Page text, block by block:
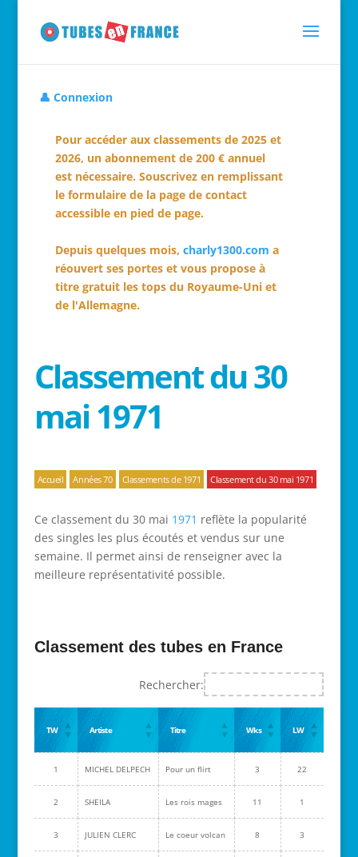
👤 Connexion
Pour accéder aux classements de 2025 et
2026, un abonnement de 200 € annuel
est nécessaire. Souscrivez en remplissant
le formulaire de la page de contact
accessible en pied de page.
Depuis quelques mois, charly1300.com a
réouvert ses portes et vous propose à
titre gratuit les tops du Royaume-Uni et
de l'Allemagne.
Classement du 30
mai 1971
Accueil Années 70 Classements de 1971 Classement du 30 mai 1971
Ce classement du 30 mai 1971 reflète la popularité
des singles les plus écoutés et vendus sur une
semaine. Il permet ainsi de renseigner avec la
meilleure représentativité possible.
Classement des tubes en France
Rechercher:
TW Artiste Titre Wks LW
1 MICHEL DELPECH Pour un flirt 3 22
2 SHEILA Les rois mages 11 1
3 JULIEN CLERC Le coeur volcan 8 3